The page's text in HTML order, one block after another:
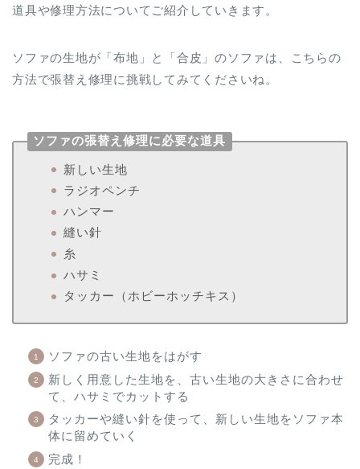
道具や修理方法についてご紹介していきます。
ソファの生地が「布地」と「合皮」のソファは、こちらの
方法で張替え修理に挑戦してみてくださいね。
ソファの張替え修理に必要な道具
新しい生地
ラジオペンチ
ハンマー
縫い針
糸
ハサミ
タッカー（ホビーホッチキス）
ソファの古い生地をはがす
新しく用意した生地を、古い生地の大きさに合わせ
て、ハサミでカットする
タッカーや縫い針を使って、新しい生地をソファ本
体に留めていく
完成！